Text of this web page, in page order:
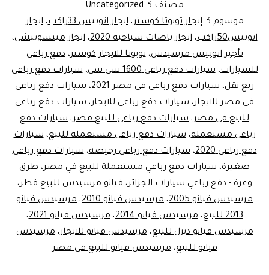
مصنف كـ Uncategorized
موسوم كـإيجار تويوتا كوستر،ايجار اتوبيس 33راكب ،ايجار
اتوبيس50راكب
،ايجار باصات سياحيه 2020 ،ايجار ميتسوبيشى،
تأجير اتوبيس مرسيدس،تويوتا للايجار كوستر،دفع رباعي
للسيارات،سيارات دفع رباعى 1600 سى سى ،سيارات دفع رباعى
ربع نقل، سيارات دفع رباعى فى مصر 2021 ، سيارات دفع رباعى
فى مصر للايجار، سيارات دفع رباعى للايجار، سيارات دفع رباعى
للبيع فى مصر، سيارات دفع رباعى للبيع مصر، سيارات دفع
رباعى مستعملة،سيارات دفع رباعى مستعملة للبيع،سيارات
دفع رباعي 2020
،سيارات دفع رباعي رخيصة،سيارات دفع رباعي
صغيرة، سيارات دفع رباعي مستعملة للبيع في مصر، طرق
وعرة - دفع رباعي سيارات الجزائر،فيانو مرسيدس للبيع قطر،
مرسيدس فيانو 2005
، مرسيدس فيانو 2010 ، مرسيدس فيانو
2013 للبيع
،مرسيدس فيانو 2014 ،مرسيدس فيانو 2021
،
مرسيدس فيانو ديزل للبيع،مرسيدس فيانو للايجار،مرسيدس
فيانو للبيع،مرسيدس فيانو للبيع في مصر